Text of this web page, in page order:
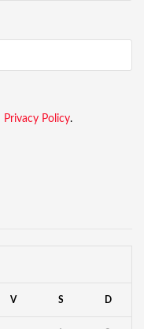
Privacy Policy.
V S D